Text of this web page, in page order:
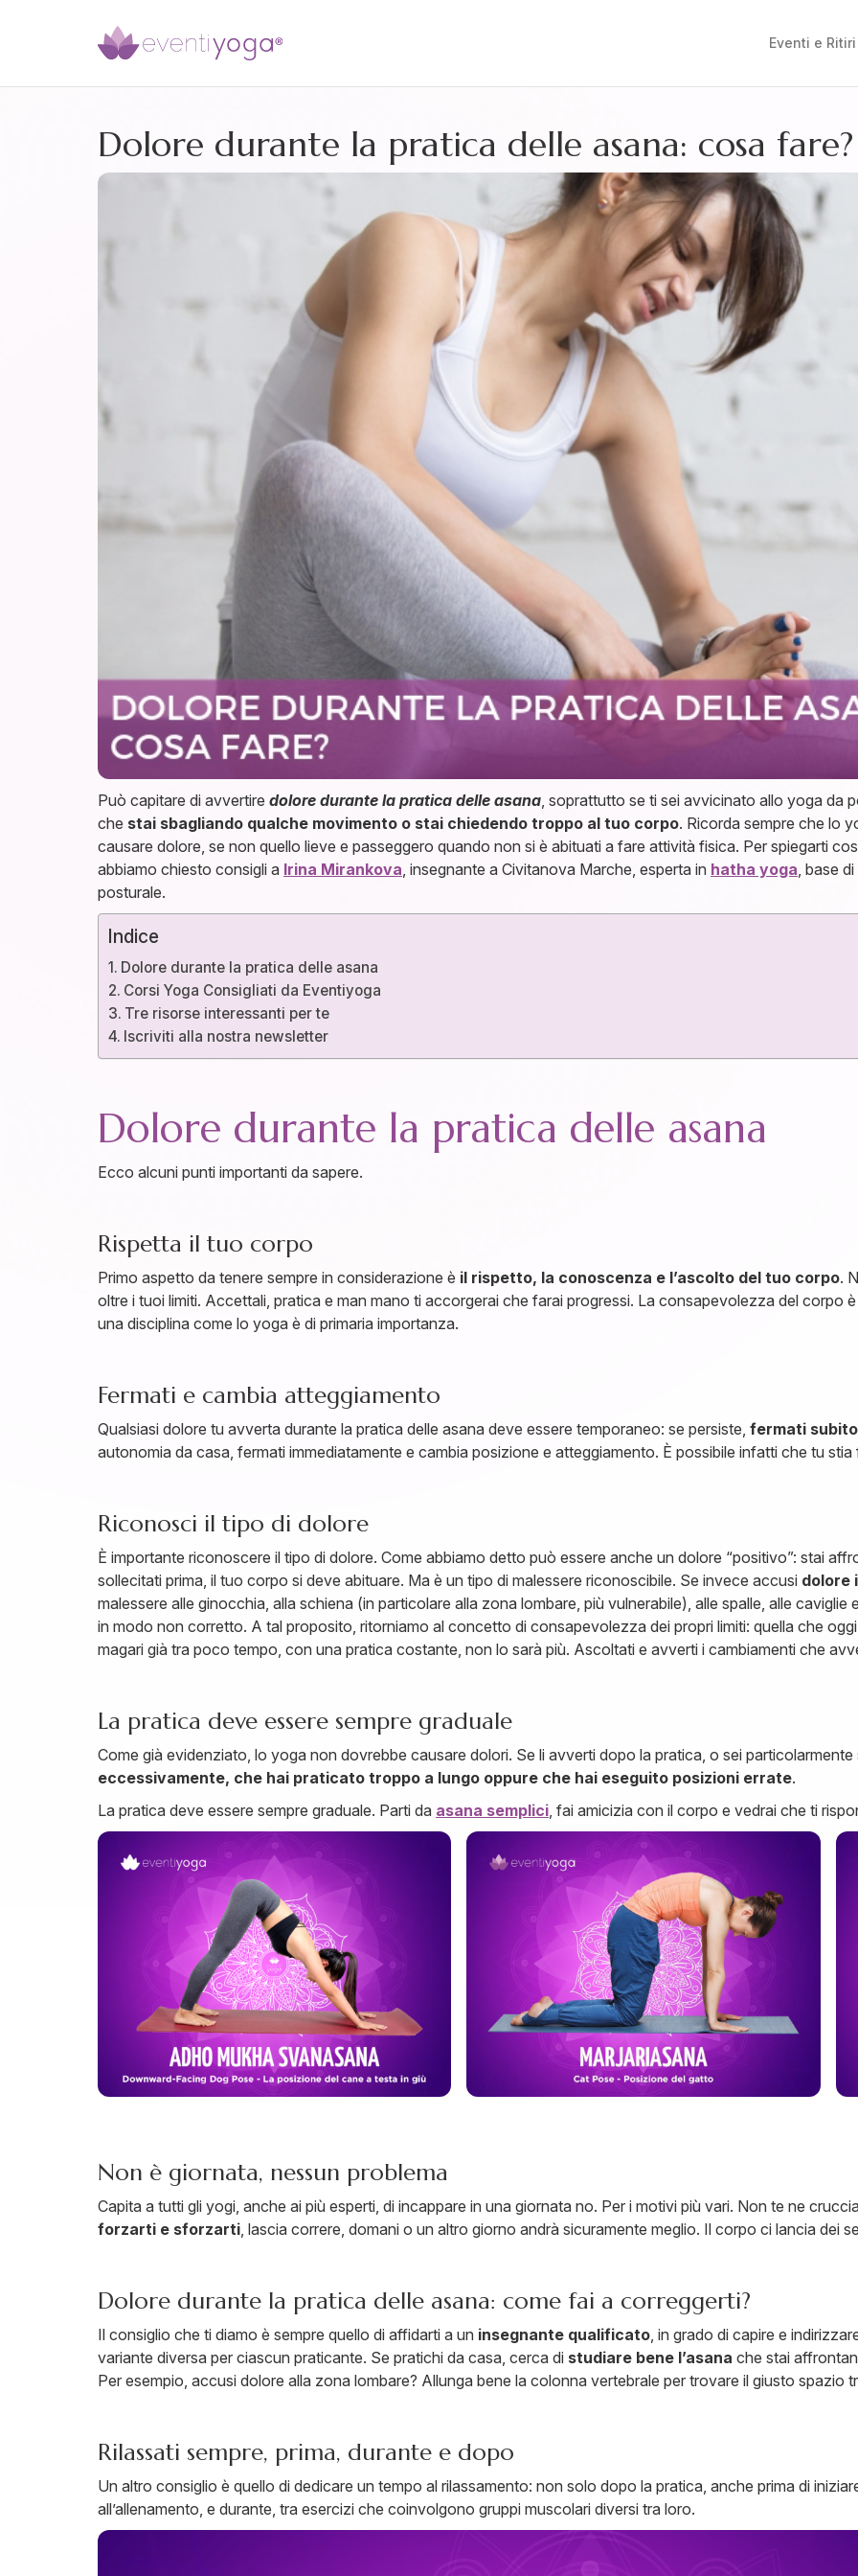
Eventi e Ritiri
Dolore durante la pratica delle asana: cosa fare?
Può capitare di avvertire dolore durante la pratica delle asana, soprattutto se ti sei avvicinato allo yoga da
che stai sbagliando qualche movimento o stai chiedendo troppo al tuo corpo. Ricorda sempre che lo
causare dolore, se non quello lieve e passeggero quando non si è abituati a fare attività fisica. Per spiegarti
abbiamo chiesto consigli a Irina Mirankova, insegnante a Civitanova Marche, esperta in hatha yoga, base
posturale.
Indice
Dolore durante la pratica delle asana
Corsi Yoga Consigliati da Eventiyoga
Tre risorse interessanti per te
Iscriviti alla nostra newsletter
Dolore durante la pratica delle asana
Ecco alcuni punti importanti da sapere.
Rispetta il tuo corpo
Primo aspetto da tenere sempre in considerazione è il rispetto, la conoscenza e l’ascolto del tuo corpo.
oltre i tuoi limiti. Accettali, pratica e man mano ti accorgerai che farai progressi. La consapevolezza del corpo
una disciplina come lo yoga è di primaria importanza.
Fermati e cambia atteggiamento
Qualsiasi dolore tu avverta durante la pratica delle asana deve essere temporaneo: se persiste, fermati
autonomia da casa, fermati immediatamente e cambia posizione e atteggiamento. È possibile infatti che tu
Riconosci il tipo di dolore
È importante riconoscere il tipo di dolore. Come abbiamo detto può essere anche un dolore “positivo”: stai
sollecitati prima, il tuo corpo si deve abituare. Ma è un tipo di malessere riconoscibile. Se invece accusi dolore
malessere alle ginocchia, alla schiena (in particolare alla zona lombare, più vulnerabile), alle spalle, alle
in modo non corretto. A tal proposito, ritorniamo al concetto di consapevolezza dei propri limiti: quella che
magari già tra poco tempo, con una pratica costante, non lo sarà più. Ascoltati e avverti i cambiamenti che
La pratica deve essere sempre graduale
Come già evidenziato, lo yoga non dovrebbe causare dolori. Se li avverti dopo la pratica, o sei
eccessivamente, che hai praticato troppo a lungo oppure che hai eseguito posizioni errate.
La pratica deve essere sempre graduale. Parti da asana semplici, fai amicizia con il corpo e vedrai che ti
Non è giornata, nessun problema
Capita a tutti gli yogi, anche ai più esperti, di incappare in una giornata no. Per i motivi più vari. Non te ne
forzarti e sforzarti, lascia correre, domani o un altro giorno andrà sicuramente meglio. Il corpo ci lancia dei
Dolore durante la pratica delle asana: come fai a correggerti?
Il consiglio che ti diamo è sempre quello di affidarti a un insegnante qualificato, in grado di capire e
variante diversa per ciascun praticante. Se pratichi da casa, cerca di studiare bene l’asana che stai
Per esempio, accusi dolore alla zona lombare? Allunga bene la colonna vertebrale per trovare il giusto spazio
Rilassati sempre, prima, durante e dopo
Un altro consiglio è quello di dedicare un tempo al rilassamento: non solo dopo la pratica, anche prima di
all’allenamento, e durante, tra esercizi che coinvolgono gruppi muscolari diversi tra loro.